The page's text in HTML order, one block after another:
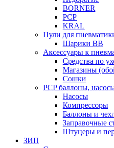
BORNER
PCP
KRAL
Пули для
Шарики BB
Аксессуары к
Средства по
Магазины
Сошки
PCP баллоны,
Насосы
Компрессоры
Баллоны и
Заправочные
Штуцеры и
ЗИП